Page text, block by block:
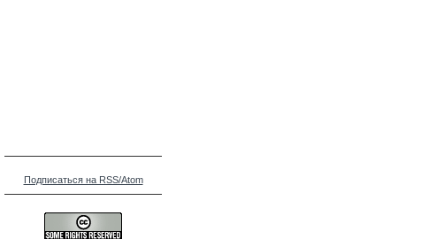
Подписаться на RSS/Atom